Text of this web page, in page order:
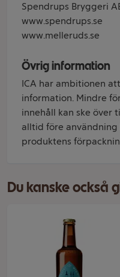
Spendrups Bryggeri
www.spendrups.se
www.melleruds.se
Övrig information
ICA har ambitionen
information. Mindre
innehåll kan ske över
alltid före
produktens
Du kanske också